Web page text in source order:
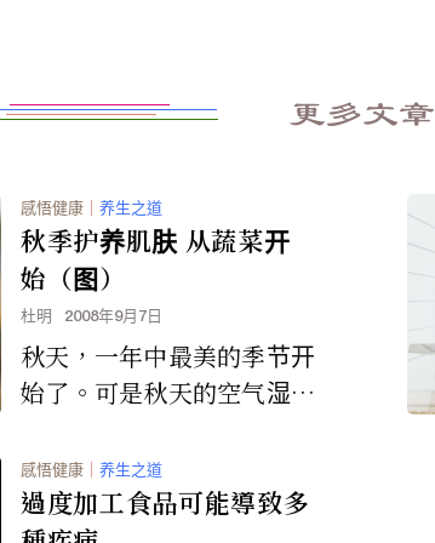
更多文章
感悟健康 ｜ 养生之道
秋季护养肌肤 从蔬菜开
始（图）
杜明 2008年9月7日
秋天，一年中最美的季节开
始了。可是秋天的空气湿度
皮肤新陈代谢对气候变化还
要有个适应过程。这...
感悟健康 ｜ 养生之道
過度加工食品可能導致多